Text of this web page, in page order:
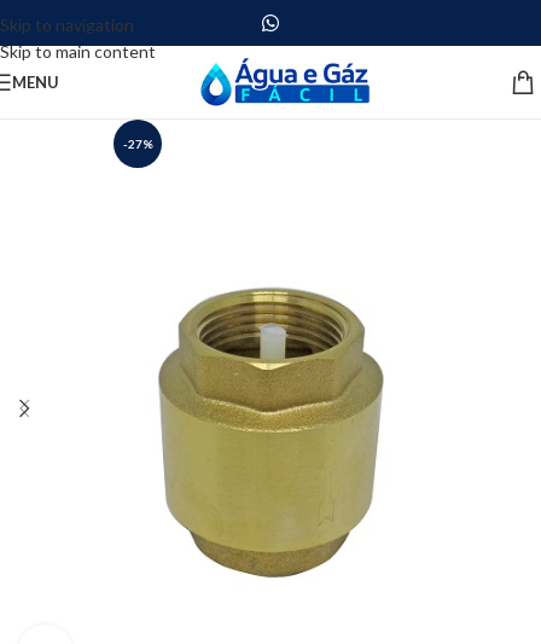
Skip to navigation
Skip to main content
MENU
-27%